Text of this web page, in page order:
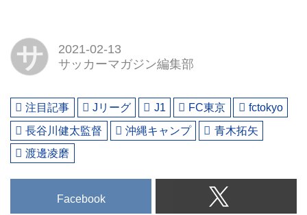
サ
2021-02-13
サッカーマガジン編集部
注目記事 Jリーグ J1 FC東京
fctokyo
長谷川健太監督
沖縄キャンプ
青木拓矢
渡邊凌磨
Facebook